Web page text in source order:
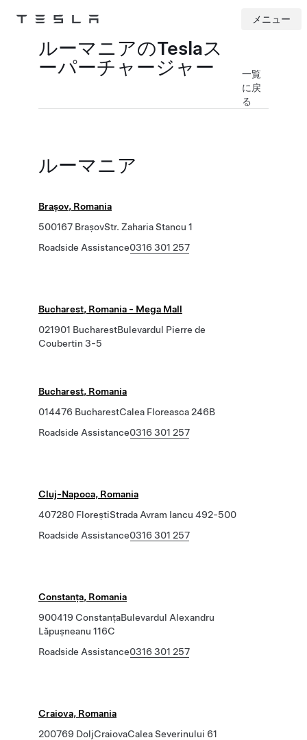
Tesla メニュー
ルーマニアのTeslaス
ーパーチャージャー
一覧
に戻
る
ルーマニア
Brașov, Romania
500167 BrașovStr. Zaharia Stancu 1
Roadside Assistance0316 301 257
Bucharest, Romania - Mega Mall
021901 BucharestBulevardul Pierre de
Coubertin 3-5
Bucharest, Romania
014476 BucharestCalea Floreasca 246B
Roadside Assistance0316 301 257
Cluj-Napoca, Romania
407280 FloreștiStrada Avram Iancu 492-500
Roadside Assistance0316 301 257
Constanța, Romania
900419 ConstanțaBulevardul Alexandru
Lăpușneanu 116C
Roadside Assistance0316 301 257
Craiova, Romania
200769 DoljCraiovaCalea Severinului 61